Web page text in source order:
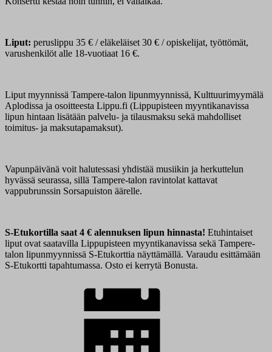
Liput: peruslippu 35 € / eläkeläiset 30 € / opiskelijat, työttömät,
varushenkilöt alle 18-vuotiaat 16 €.
Liput myynnissä Tampere-talon lipunmyynnissä, Kulttuurimyymälä
Aplodissa ja osoitteesta Lippu.fi (Lippupisteen myyntikanavissa
lipun hintaan lisätään palvelu- ja tilausmaksu sekä mahdolliset
toimitus- ja maksutapamaksut).
Vapunpäivänä voit halutessasi yhdistää musiikin ja herkuttelun
hyvässä seurassa, sillä Tampere-talon ravintolat kattavat
vappubrunssin Sorsapuiston äärelle.
S-Etukortilla saat 4 € alennuksen lipun hinnasta! Etuhintaiset
liput ovat saatavilla Lippupisteen myyntikanavissa sekä Tampere-
talon lipunmyynnissä S-Etukorttia näyttämällä. Varaudu esittämään
S-Etukortti tapahtumassa. Osto ei kerrytä Bonusta.